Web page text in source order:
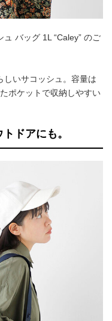
バッグ 1L “Caley” のご
しいサコッシュ。容量は
ポケットで収納しやすい
ドアにも。